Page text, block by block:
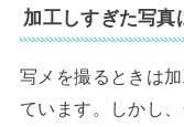
加工しすぎた写真
写メを撮るときは
ています。しかし